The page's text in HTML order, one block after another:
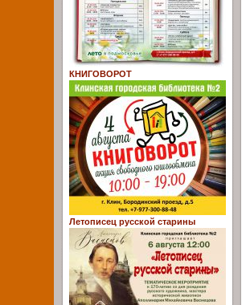
КНИГОВОРОТ
Летописец русской старины